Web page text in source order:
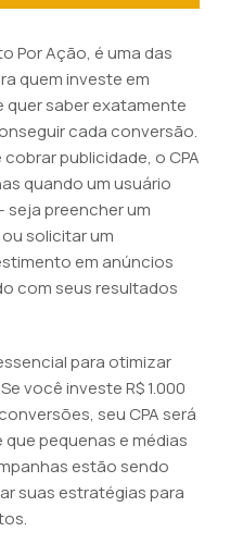
Por Ação, é uma das
quem investe em
quer saber exatamente
cada conversão.
publicidade, o CPA
quando um usuário
preencher um
solicitar um
em anúncios
com seus resultados
para otimizar
você investe R$ 1.000
seu CPA será
que pequenas e médias
estão sendo
suas estratégias para